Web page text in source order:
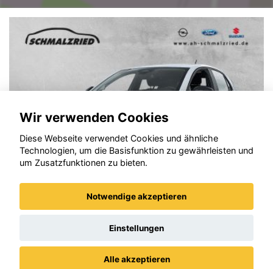
Wir verwenden Cookies
Diese Webseite verwendet Cookies und ähnliche
Technologien, um die Basisfunktion zu gewährleisten und
um Zusatzfunktionen zu bieten.
Notwendige akzeptieren
Einstellungen
Alle akzeptieren